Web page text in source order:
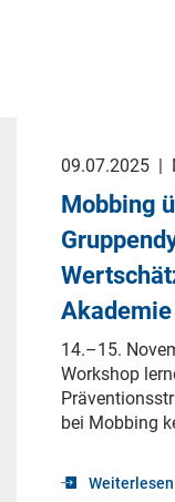
09.07.2025 |
Mobbing
14.–15.
Workshop
bei Mobbing
Weiterlesen